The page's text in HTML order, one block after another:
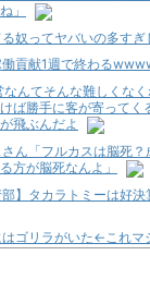
」
奴ってヤバいの多すぎ
貢献1週で終わる
んてそんな難しくなく
ば勝手に客が寄ってく
飛ぶんだよ
ん「フルカスは脳死
方が脳死なんよ」
部】タカラトミーは好
ゴリラがいた←これマ